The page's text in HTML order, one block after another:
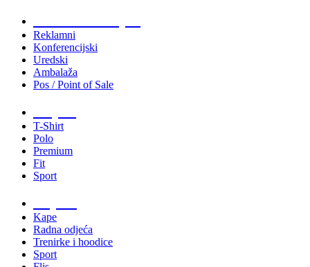
Reklamni
Konferencijski
Uredski
Ambalaža
Pos / Point of Sale
T-Shirt
Polo
Premium
Fit
Sport
Kape
Radna odjeća
Trenirke i hoodice
Sport